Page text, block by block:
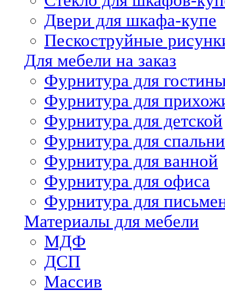
Двери для шкафа-купе
Пескоструйные
Для мебели на заказ
Фурнитура для
Фурнитура для
Фурнитура для детской
Фурнитура для спальни
Фурнитура для ванной
Фурнитура для офиса
Фурнитура для
Материалы для мебели
МДФ
ДСП
Массив